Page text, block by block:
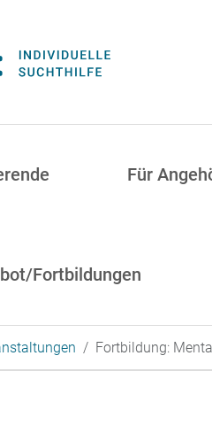
Für
Fortbildungen
Fortbildung: